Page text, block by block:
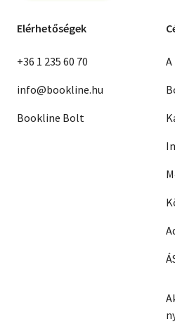
Elérhetőségek
+36 1 235 60 70
info@bookline.hu
Bookline Bolt